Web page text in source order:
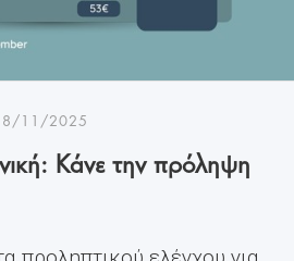
11/2025
Κάνε την πρόληψη